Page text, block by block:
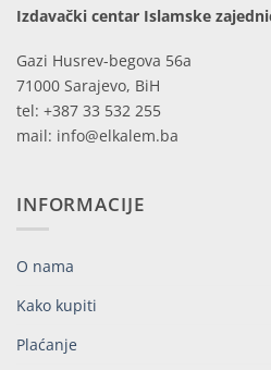
Izdavački centar Islamske
Gazi Husrev-begova 56a
71000 Sarajevo, BiH
tel: +387 33 532 255
mail: info@elkalem.ba
INFORMACIJE
O nama
Kako kupiti
Plaćanje